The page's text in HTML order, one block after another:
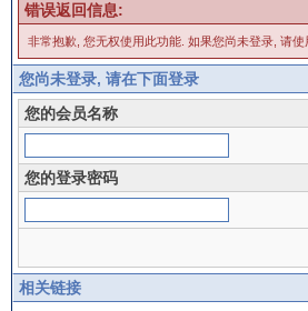
错误返回信息:
非常抱歉, 您无权使用此功能. 如果您尚未登录, 请
您尚未登录, 请在下面登录
您的会员名称
您的登录密码
相关链接